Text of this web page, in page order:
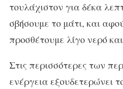
τουλάχιστον για δέκα
σβήσουμε το μάτι, και
προσθέτουμε λίγο νερό
Στις περισσότερες των
ενέργεια εξουδετερώνει